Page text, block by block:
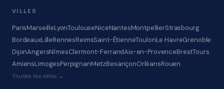
VILLES
ParisMarseilleLyonToulouseNiceNantesMontpellierStrasbourg
BordeauxLilleRennesReimsSaint-ÉtienneToulonLe HavreGrenoble
DijonAngersNîmesClermont-FerrandAix-en-ProvenceBrestTours
AmiensLimogesPerpignanMetzBesançonOrléansRouen
Toutes les villes →